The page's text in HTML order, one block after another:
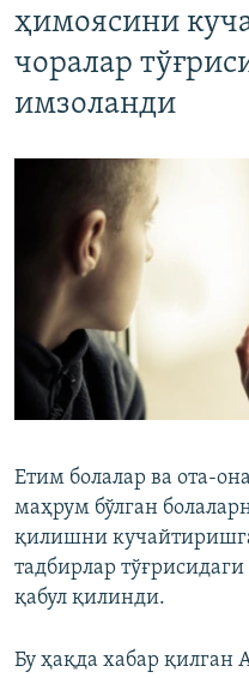
ИЖТИМОИЙ ТАРМОҚЛАР
Озодлик бошқа
ҳимоясини
чоралар
имзоланди
Етим болалар ва ота-
маҳрум бўлган
қилишни
тадбирлар
қабул қилинди.
Бу ҳақда хабар қилган